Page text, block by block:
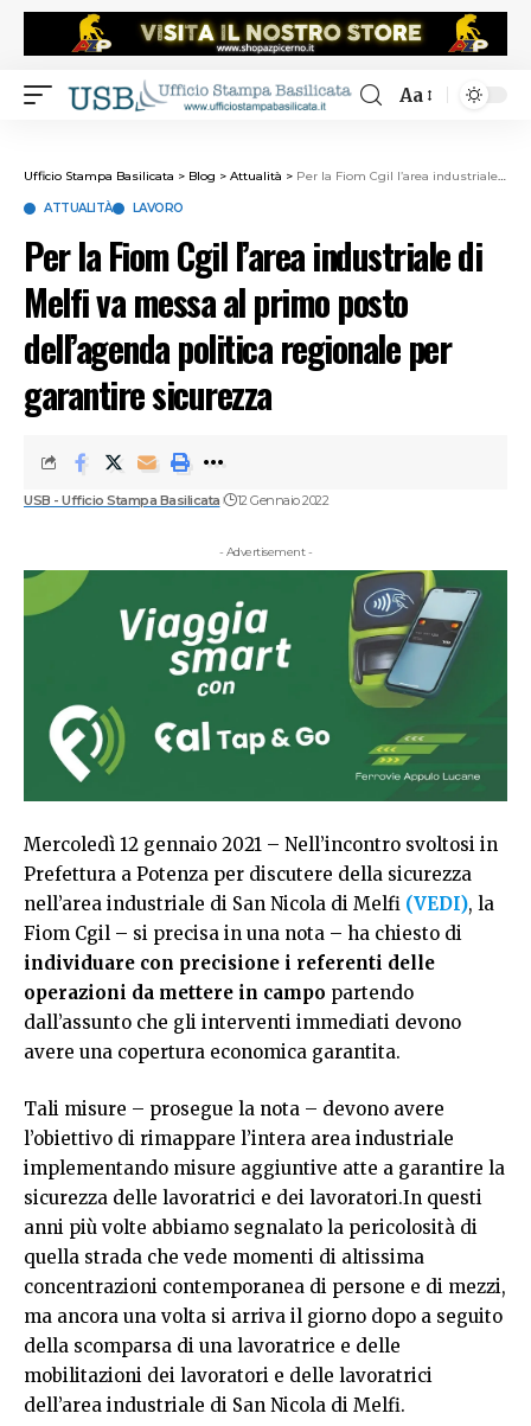
Aa
Ufficio Stampa Basilicata > Blog > Attualità > Per la Fiom Cgil l’area industriale di Melfi va messa al primo posto dell’agenda politica regionale per garantire sicurezza
ATTUALITÀ LAVORO
Per la Fiom Cgil l’area industriale di
Melfi va messa al primo posto
dell’agenda politica regionale per
garantire sicurezza
USB - Ufficio Stampa Basilicata 12 Gennaio 2022
- Advertisement -
Mercoledì 12 gennaio 2021 – Nell’incontro svoltosi in
Prefettura a Potenza per discutere della sicurezza
nell’area industriale di San Nicola di Melfi (VEDI), la
Fiom Cgil – si precisa in una nota – ha chiesto di
individuare con precisione i referenti delle
operazioni da mettere in campo partendo
dall’assunto che gli interventi immediati devono
avere una copertura economica garantita.
Tali misure – prosegue la nota – devono avere
l’obiettivo di rimappare l’intera area industriale
implementando misure aggiuntive atte a garantire la
sicurezza delle lavoratrici e dei lavoratori.In questi
anni più volte abbiamo segnalato la pericolosità di
quella strada che vede momenti di altissima
concentrazioni contemporanea di persone e di mezzi,
ma ancora una volta si arriva il giorno dopo a seguito
della scomparsa di una lavoratrice e delle
mobilitazioni dei lavoratori e delle lavoratrici
dell’area industriale di San Nicola di Melfi.